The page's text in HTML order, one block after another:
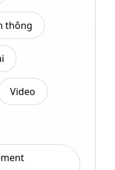
thông
Video